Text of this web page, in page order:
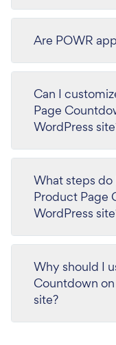
Are POWR
Can I
Page
WordPress
What steps
Product Page
WordPress
Why should I
Countdown
site?